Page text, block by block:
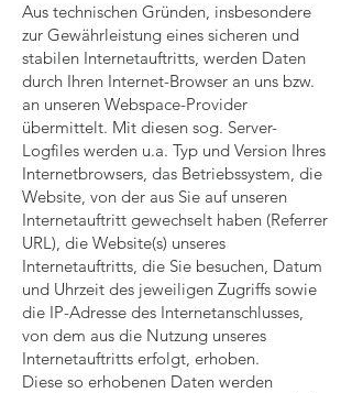
Aus technischen Gründen, insbesondere
zur Gewährleistung eines sicheren und
stabilen Internetauftritts, werden Daten
durch Ihren Internet-Browser an uns bzw.
an unseren Webspace-Provider
übermittelt. Mit diesen sog. Server-
Logfiles werden u.a. Typ und Version Ihres
Internetbrowsers, das Betriebssystem, die
Website, von der aus Sie auf unseren
Internetauftritt gewechselt haben (Referrer
URL), die Website(s) unseres
Internetauftritts, die Sie besuchen, Datum
und Uhrzeit des jeweiligen Zugriffs sowie
die IP-Adresse des Internetanschlusses,
von dem aus die Nutzung unseres
Internetauftritts erfolgt, erhoben.
Diese so erhobenen Daten werden